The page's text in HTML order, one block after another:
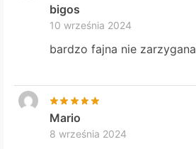
bigos
10 września 2024
bardzo fajna nie zarzygana
Mario
8 września 2024